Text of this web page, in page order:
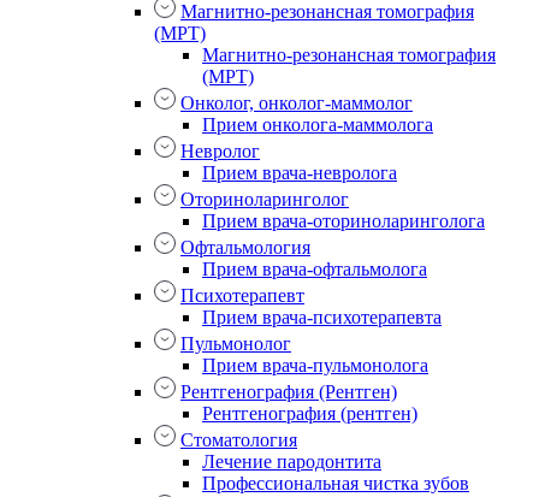
Магнитно-резонансная томография
(МРТ)
Магнитно-резонансная томография
(МРТ)
Онколог, онколог-маммолог
Прием онколога-маммолога
Невролог
Прием врача-невролога
Оториноларинголог
Прием врача-оториноларинголога
Офтальмология
Прием врача-офтальмолога
Психотерапевт
Прием врача-психотерапевта
Пульмонолог
Прием врача-пульмонолога
Рентгенография (Рентген)
Рентгенография (рентген)
Стоматология
Лечение пародонтита
Профессиональная чистка зубов